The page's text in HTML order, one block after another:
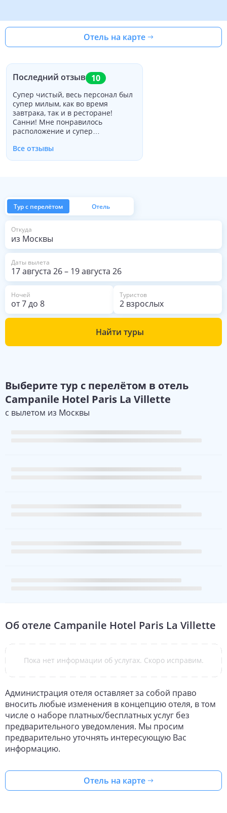
Отель на карте
Последний отзыв 10
Супер чистый, весь персонал был
супер милым, как во время
завтрака, так и в ресторане!
Санни! Мне понравилось
расположение и супер
всем, кто любит чистоту, гигиену,
хорошую еду и спокойствие!
Все отзывы
Тур с перелётом Отель
Откуда
из Москвы
Даты вылета
17 августа 26– 19 августа 26
Ночей
от7до 8
Туристов
2 взрослых
Найти туры
Выберите тур с перелётом в отель
Campanile Hotel Paris La Villette
с вылетом из Москвы
Об отеле Campanile Hotel Paris La Villette
Пока нет информации об услугах. Скоро исправим.
Администрация отеля оставляет за собой право
вносить любые изменения в концепцию отеля, в том
числе о наборе платных/бесплатных услуг без
предварительного уведомления. Мы просим
предварительно уточнять интересующую Вас
информацию.
Отель на карте